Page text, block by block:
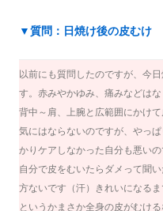
▼質問：日焼け後の皮むけ
以前にも質問したのですが、今
す。赤みやかゆみ、痛みなどはな
背中～肩、上腕と広範囲にかけ
気にはならないのですが、やっ
かりケアしなかった自分も悪いの
自分で皮をむいたらダメって聞
方ないです（汗）きれいになる
というかまさか全身の皮がむけ